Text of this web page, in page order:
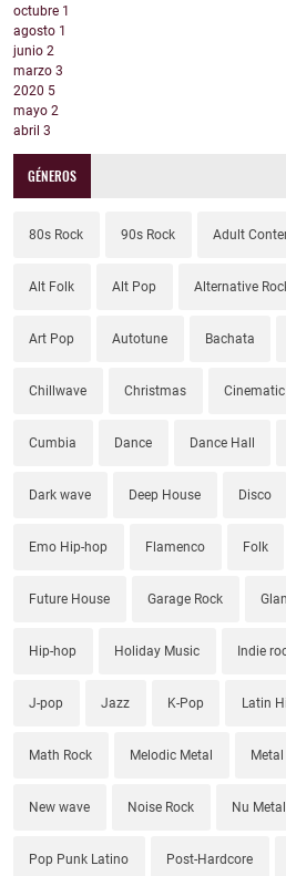
octubre 1
agosto 1
junio 2
marzo 3
2020 5
mayo 2
abril 3
GÉNEROS
80s Rock 90s Rock Adult
Alt Folk Alt Pop Alternative
Art Pop Autotune Bachata
Chillwave Christmas Cinematic
Cumbia Dance Dance Hall
Dark wave Deep House Disco
Emo Hip-hop Flamenco Folk
Future House Garage Rock
Hip-hop Holiday Music Indie
J-pop Jazz K-Pop Latin
Math Rock Melodic Metal Metal
New wave Noise Rock Nu Metal
Pop Punk Latino Post-Hardcore